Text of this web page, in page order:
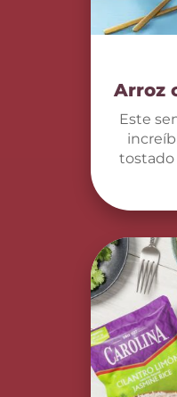
Arroz
Este
tostado